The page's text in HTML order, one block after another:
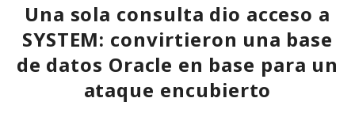
instancia con 50 rutas (páginas separadas) ahora consume
alrededor de 840 megabytes en lugar de los anteriores 4,6
gigabytes — un ahorro de aproximadamente el 82%.
El caché en disco, probado ya en la versión 16.1, lee el caché
Una sola consulta dio acceso a
SYSTEM: convirtieron una base
de datos Oracle en base para un
ataque encubierto